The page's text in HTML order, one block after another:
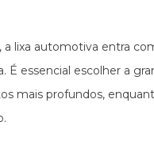
lixa automotiva entra
essencial escolher a
mais profundos,